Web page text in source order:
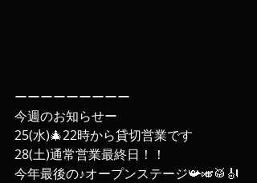
ーーーーーーーーー
今週のお知らせー
25(水)🎄22時から貸切営業です
28(土)通常営業最終日！！
今年最後の♪オープンステージ📯🎺🥁🎻